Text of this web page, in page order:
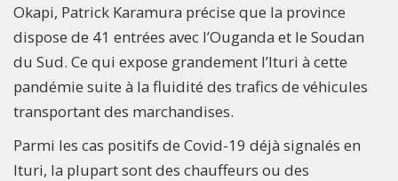
Okapi, Patrick Karamura précise que la province
dispose de 41 entrées avec l’Ouganda et le Soudan
du Sud. Ce qui expose grandement l’Ituri à cette
pandémie suite à la fluidité des trafics de véhicules
transportant des marchandises.
Parmi les cas positifs de Covid-19 déjà signalés en
Ituri, la plupart sont des chauffeurs ou des